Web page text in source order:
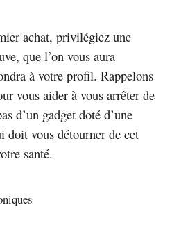
achat, privilégiez une
que l’on vous aura
à votre profil. Rappelons
vous aider à vous arrêter de
d’un gadget doté d’une
doit vous détourner de cet
santé.